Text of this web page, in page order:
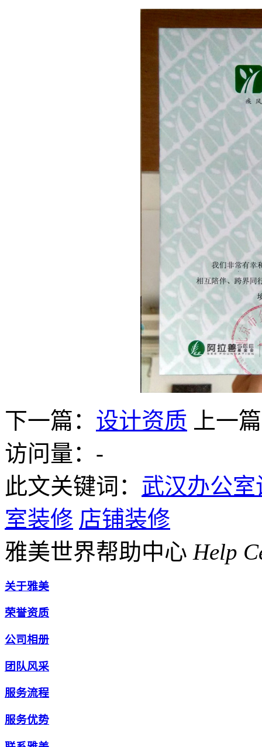
下一篇： 设计资质
上一
访问量： -
此文关键词： 武汉办公室
室装修 店铺装修
雅美世界帮助中心 Help
关于雅美
荣誉资质
公司相册
团队风采
服务流程
服务优势